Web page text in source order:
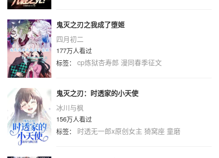
鬼灭之刃之我成了堕姬
四月初二
177万人看过
标签： cp炼狱杏寿郎 漫同春季征文
鬼灭之刃：时透家的小天使
冰川与枫
156万人看过
标签： 时透无一郎x原创女主 猗窝座 童磨